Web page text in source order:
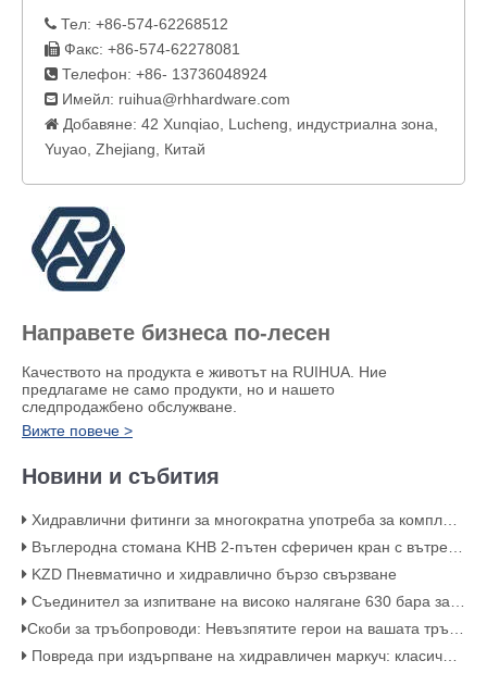
 Тел: +86-574-62268512
 Факс: +86-574-62278081
 Телефон: +86- 13736048924
 Имейл: ruihua@rhhardware.com
 Добавяне: 42 Xunqiao, Lucheng, индустриална зона,
Yuyao, Zhejiang, Китай
Направете бизнеса по-лесен
Качеството на продукта е животът на RUIHUA. Ние
предлагаме не само продукти, но и нашето
следпродажбено обслужване.
Вижте повече >
Новини и събития
Хидравлични фитинги за многократна употреба за комплекти маркучи за високо налягане
Въглеродна стомана KHB 2-пътен сферичен кран с вътрешна резба за високо налягане – KHB-G3/4
KZD Пневматично и хидравлично бързо свързване
Съединител за изпитване на високо налягане 630 бара за хидравлични системи
​Скоби за тръбопроводи: Невъзпятите герои на вашата тръбопроводна система​
Повреда при издърпване на хидравличен маркуч: класическа грешка при кримпване (с визуално доказател�зуално доказателство)